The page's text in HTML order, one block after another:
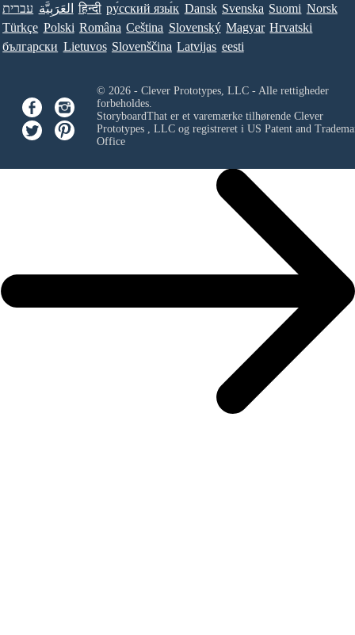
עברית العَرَبِيَّة हिन्दी ру́сский язы́к Dansk Svenska Suomi Norsk
Türkçe Polski Româna Ceština Slovenský Magyar Hrvatski
български Lietuvos Slovenščina Latvijas eesti
© 2026 - Clever Prototypes, LLC - Alle rettigheder
forbeholdes.
StoryboardThat er et varemærke tilhørende Clever
Prototypes , LLCog registreret i US Patent and
Office